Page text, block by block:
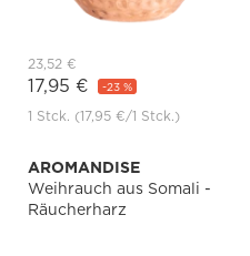
23,52 €
17,95 € -23 %
1 Stck. (17,95 €/1 Stck.)
AROMANDISE
Weihrauch aus Somali -
Räucherharz